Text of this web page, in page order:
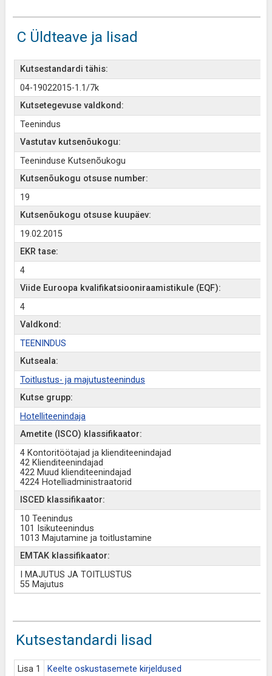
C Üldteave ja lisad
Kutsestandardi tähis:
04-19022015-1.1/7k
Kutsetegevuse valdkond:
Teenindus
Vastutav kutsenõukogu:
Teeninduse Kutsenõukogu
Kutsenõukogu otsuse number:
19
Kutsenõukogu otsuse kuupäev:
19.02.2015
EKR tase:
4
Viide Euroopa kvalifikatsiooniraamistikule (EQF):
4
Valdkond:
TEENINDUS
Kutseala:
Toitlustus- ja majutusteenindus
Kutse grupp:
Hotelliteenindaja
Ametite (ISCO) klassifikaator:
4 Kontoritöötajad ja klienditeenindajad
42 Klienditeenindajad
422 Muud klienditeenindajad
4224 Hotelliadministraatorid
ISCED klassifikaator:
10 Teenindus
101 Isikuteenindus
1013 Majutamine ja toitlustamine
EMTAK klassifikaator:
I MAJUTUS JA TOITLUSTUS
55 Majutus
Kutsestandardi lisad
Lisa 1 Keelte oskustasemete kirjeldused